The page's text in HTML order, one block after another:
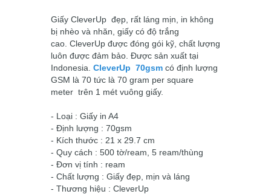
Giấy CleverUp đẹp, rất láng mịn, in không
bị nhèo và nhăn, giấy có độ trắng
cao. CleverUp được đóng gói kỹ, chất lượng
luôn được đảm bảo. Được sản xuất tại
Indonesia. CleverUp 70gsm có định lượng
GSM là 70 tức là 70 gram per square
meter trên 1 mét vuông giấy.
- Loại : Giấy in A4
- Định lượng : 70gsm
- Kích thước : 21 x 29.7 cm
- Quy cách : 500 tờ/ream, 5 ream/thùng
- Đơn vị tính : ream
- Chất lượng : Giấy đẹp, mịn và láng
- Thương hiệu : CleverUp